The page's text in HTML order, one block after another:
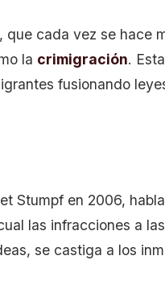
cada vez se hace
la crimigración.
fusionando
Stumpf en 2006,
las infracciones a
se castiga a los